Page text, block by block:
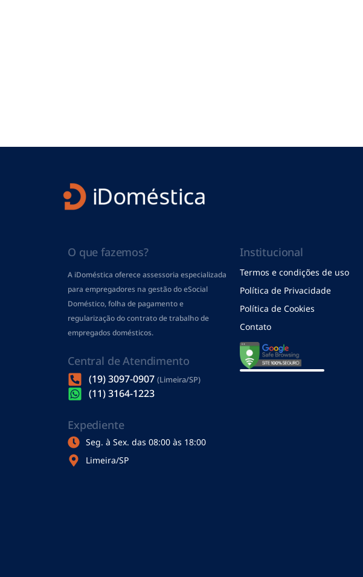
O que fazemos?
A iDoméstica oferece assessoria especializada
para empregadores na gestão do eSocial
Doméstico, folha de pagamentoe
regularização do contrato de trabalho de
empregados domésticos.
Central de Atendimento
(19) 3097-0907 (Limeira/SP)
(11) 3164-1223
Expediente
Seg. à Sex. das 08:00 às 18:00
Limeira/SP
Institucional
Termos e condições de uso
Política de Privacidade
Política de Cookies
Contato